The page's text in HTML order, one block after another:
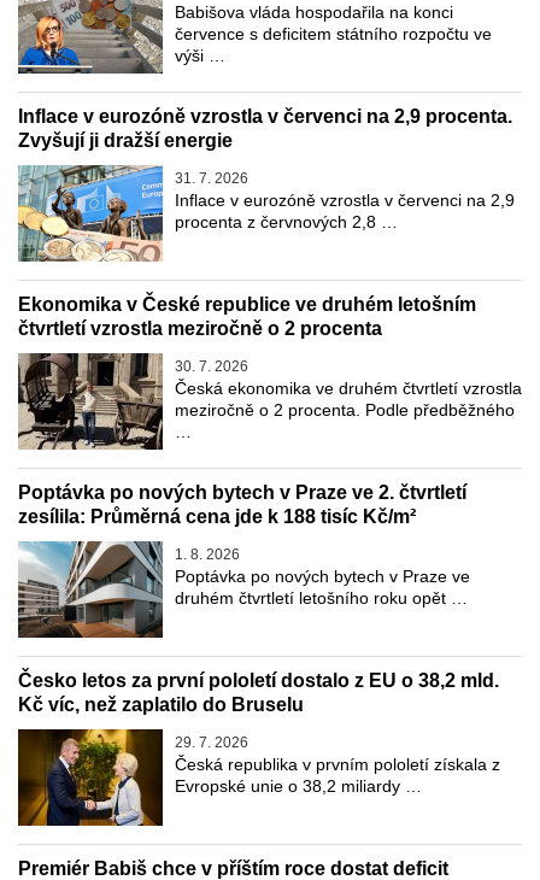
Babišova vláda hospodařila na konci
července s deficitem státního rozpočtu ve
výši …
Inflace v eurozóně vzrostla v červenci na 2,9 procenta.
Zvyšují ji dražší energie
31. 7. 2026
Inflace v eurozóně vzrostla v červenci na 2,9
procenta z červnových 2,8 …
Ekonomika v České republice ve druhém letošním
čtvrtletí vzrostla meziročně o 2 procenta
30. 7. 2026
Česká ekonomika ve druhém čtvrtletí vzrostla
meziročně o 2 procenta. Podle předběžného
Poptávka po nových bytech v Praze ve 2. čtvrtletí
zesílila: Průměrná cena jde k 188 tisíc Kč/m²
1. 8. 2026
Poptávka po nových bytech v Praze ve
druhém čtvrtletí letošního roku opět …
Česko letos za první pololetí dostalo z EU o 38,2 mld.
Kč víc, než zaplatilo do Bruselu
29. 7. 2026
Česká republika v prvním pololetí získala z
Evropské unie o 38,2 miliardy …
Premiér Babiš chce v příštím roce dostat deficit